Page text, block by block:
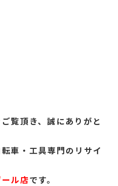
覧頂き、誠にありがと
車・工具専門のリサイ
ル店です。